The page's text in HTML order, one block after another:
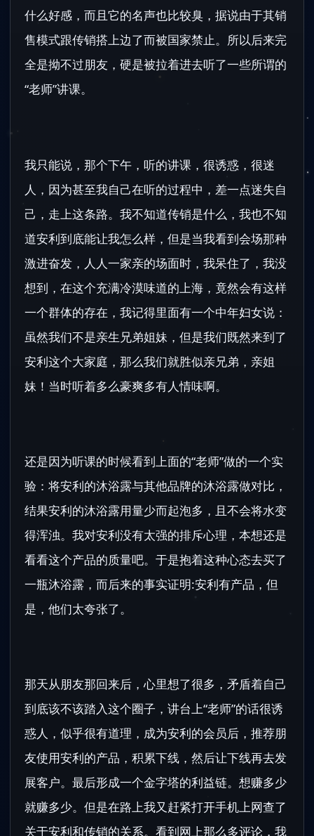
什么好感，而且它的名声也比较臭，据说由于其销
售模式跟传销搭上边了而被国家禁止。所以后来完
全是拗不过朋友，硬是被拉着进去听了一些所谓的
“老师”讲课。
我只能说，那个下午，听的讲课，很诱惑，很迷
人，因为甚至我自己在听的过程中，差一点迷失自
己，走上这条路。我不知道传销是什么，我也不知
道安利到底能让我怎么样，但是当我看到会场那种
激进奋发，人人一家亲的场面时，我呆住了，我没
想到，在这个充满冷漠味道的上海，竟然会有这样
一个群体的存在，我记得里面有一个中年妇女说：
虽然我们不是亲生兄弟姐妹，但是我们既然来到了
安利这个大家庭，那么我们就胜似亲兄弟，亲姐
妹！当时听着多么豪爽多有人情味啊。
还是因为听课的时候看到上面的“老师”做的一个实
验：将安利的沐浴露与其他品牌的沐浴露做对比，
结果安利的沐浴露用量少而起泡多，且不会将水变
得浑浊。我对安利没有太强的排斥心理，本想还是
看看这个产品的质量吧。于是抱着这种心态去买了
一瓶沐浴露，而后来的事实证明:安利有产品，但
是，他们太夸张了。
那天从朋友那回来后，心里想了很多，矛盾着自己
到底该不该踏入这个圈子，讲台上“老师”的话很诱
惑人，似乎很有道理，成为安利的会员后，推荐朋
友使用安利的产品，积累下线，然后让下线再去发
展客户。最后形成一个金字塔的利益链。想赚多少
就赚多少。但是在路上我又赶紧打开手机上网查了
关于安利和传销的关系。看到网上那么多评论，我